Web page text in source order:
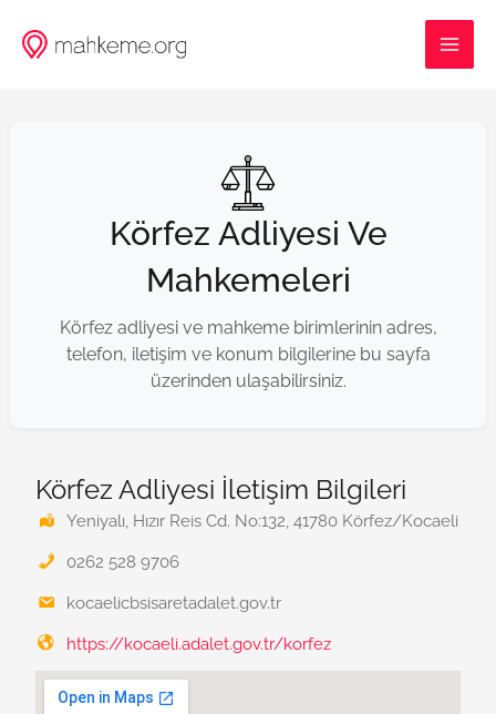
atla
Körfez Adliyesi Ve
Mahkemeleri
Körfez adliyesi ve mahkeme birimlerinin adres,
telefon, iletişim ve konum bilgilerine bu sayfa
üzerinden ulaşabilirsiniz.
Körfez Adliyesi İletişim Bilgileri
Yeniyalı, Hızır Reis Cd. No:132, 41780 Körfez/Kocaeli
0262 528 9706
kocaelicbsisaretadalet.gov.tr
https://kocaeli.adalet.gov.tr/korfez